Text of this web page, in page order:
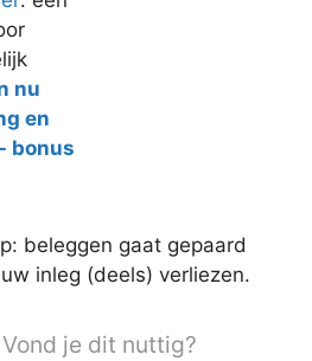
nu
en
bonus
beleggen gaat gepaard
inleg (deels) verliezen.
Vond je dit nuttig?